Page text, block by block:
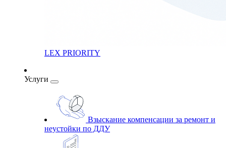
LEX PRIORITY
Услуги
Взыскание компенсации за ремонт и
неустойки по ДДУ